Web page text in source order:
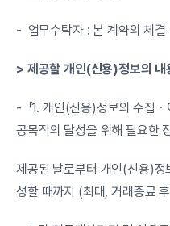
-  업무수탁자 : 본 계약의 체
> 제공할 개인(신용)정보의 내
-  「1. 개인(신용)정보의 수집
공목적의 달성을 위해 필요한
제공된 날로부터 개인(신용)
성할 때까지 (최대, 거래종료